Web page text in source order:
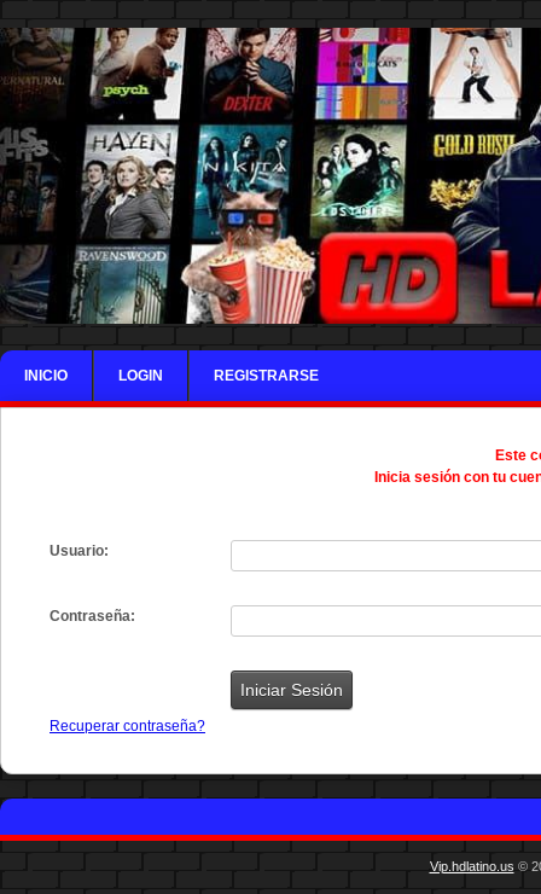
INICIO LOGIN REGISTRARSE
Este
Inicia sesión con tu
Usuario:
Contraseña:
Recuperar contraseña?
Vip.hdlatino.us ©